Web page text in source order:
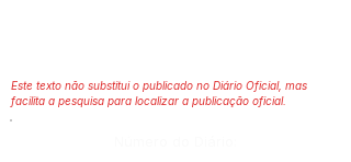
Este texto não substitui o publicado no Diário Oficial, mas
facilita a pesquisa para localizar a publicação oficial.